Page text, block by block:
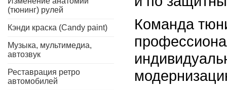
(тюнинг) рулей
Кэнди краска (Candy paint)
Музыка, мультимедиа,
автозвук
Реставрация ретро
автомобилей
Команда